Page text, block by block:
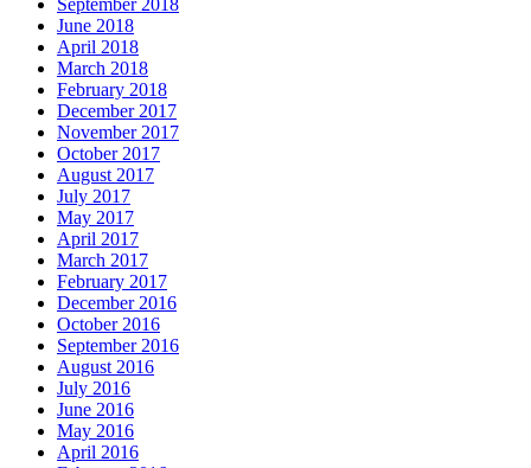
September 2018
June 2018
April 2018
March 2018
February 2018
December 2017
November 2017
October 2017
August 2017
July 2017
May 2017
April 2017
March 2017
February 2017
December 2016
October 2016
September 2016
August 2016
July 2016
June 2016
May 2016
April 2016